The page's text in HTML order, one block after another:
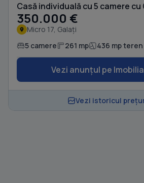
350.000 €
Micro 17, Galați
5 camere 261 mp 436 mp teren
Vezi anunțul pe
Vezi istoricul